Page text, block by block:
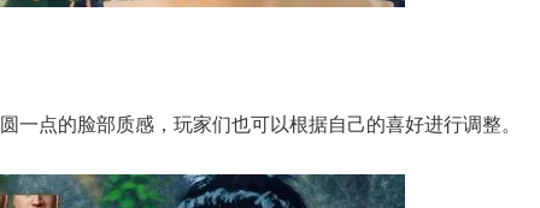
点的脸部质感，玩家们也可以根据自己的喜好进行调整。